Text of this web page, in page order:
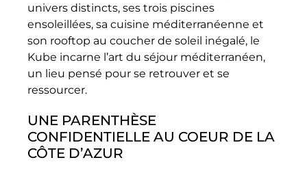
univers distincts, ses trois piscines
ensoleillées, sa cuisine méditerranéenne et
son rooftop au coucher de soleil inégalé, le
Kube incarne l’art du séjour méditerranéen,
un lieu pensé pour se retrouver et se
ressourcer.
UNE PARENTHÈSE
CONFIDENTIELLE AU COEUR DE LA
CÔTE D’AZUR